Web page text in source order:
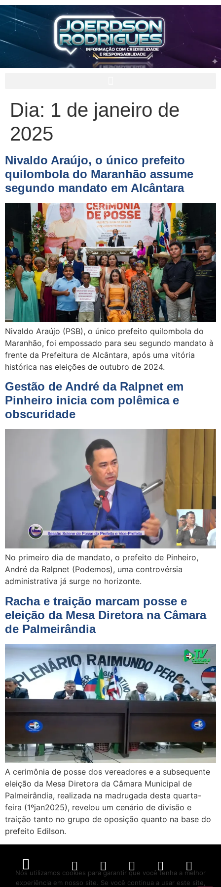
Dia: 1 de janeiro de
2025
Nivaldo Araújo, o único prefeito
quilombola do Maranhão assume
segundo mandato em Alcântara
Nivaldo Araújo (PSB), o único prefeito quilombola do
Maranhão, foi empossado para seu segundo mandato à
frente da Prefeitura de Alcântara, após uma vitória
histórica nas eleições de outubro de 2024.
Gestão de André da Ralpnet em
Pinheiro inicia com polêmica e
obscuridade
No primeiro dia de mandato, o prefeito de Pinheiro,
André da Ralpnet (Podemos), uma controvérsia
administrativa já surge no horizonte.
Racha e traição marcam posse e
eleição da Mesa Diretora na Câmara
de Palmeirândia
A cerimônia de posse dos vereadores e a subsequente
eleição da Mesa Diretora da Câmara Municipal de
Palmeirândia, realizada na madrugada desta quarta-
feira (1ºjan2025), revelou um cenário de divisão e
traição tanto no grupo de oposição quanto na base do
prefeito Edilson.
Nós utilizamos cookies para garantir que você tenha a melhor
experiência em nosso site. Se você continua a usar este site,